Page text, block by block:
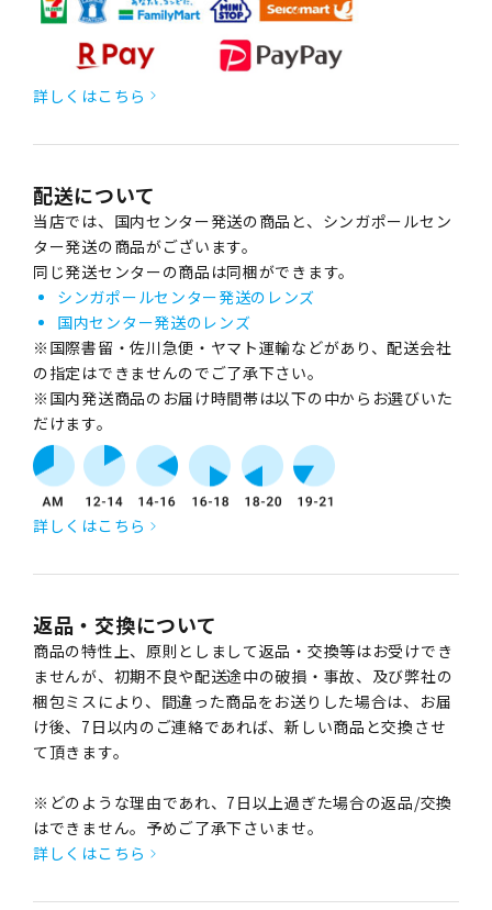
詳しくはこちら
配送について
当店では、国内センター発送の商品と、シンガポールセン
ター発送の商品がございます。
同じ発送センターの商品は同梱ができます。
シンガポールセンター発送のレンズ
国内センター発送のレンズ
※国際書留・佐川急便・ヤマト運輸などがあり、配送会社
の指定はできませんのでご了承下さい。
※国内発送商品のお届け時間帯は以下の中からお選びいた
だけます。
詳しくはこちら
返品・交換について
商品の特性上、原則としまして返品・交換等はお受けでき
ませんが、初期不良や配送途中の破損・事故、及び弊社の
梱包ミスにより、間違った商品をお送りした場合は、お届
け後、7日以内のご連絡であれば、新しい商品と交換させ
て頂きます。
※どのような理由であれ、7日以上過ぎた場合の返品/交換
はできません。予めご了承下さいませ。
詳しくはこちら